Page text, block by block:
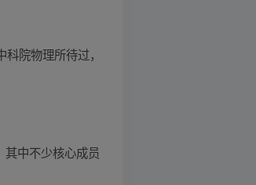
院物理所待过，
中不少核心成员